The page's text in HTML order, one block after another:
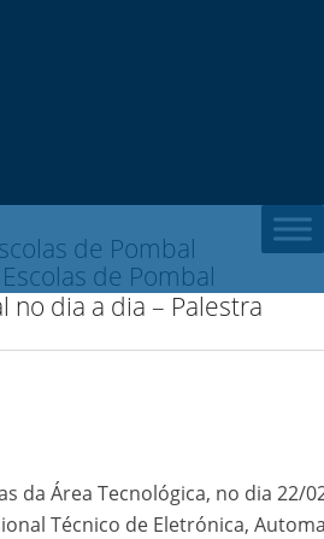
for:
de Pombal
no dia a dia – Palestra
da Área Tecnológica, no dia 22/
Técnico de Eletrónica,